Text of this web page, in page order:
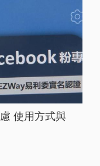
使用方式與